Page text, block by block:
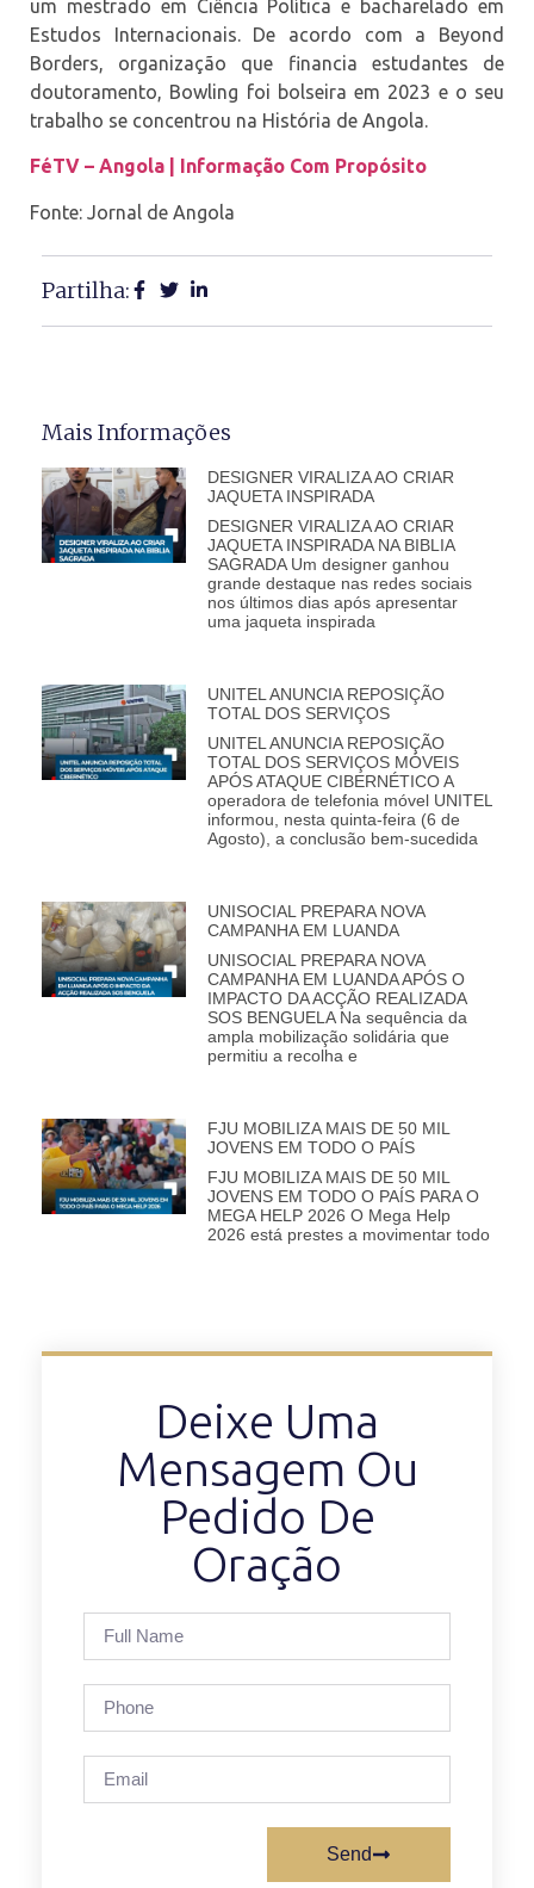
um mestrado em Ciência Política e bacharelado em
Estudos Internacionais. De acordo com a Beyond
Borders, organização que financia estudantes de
doutoramento, Bowling foi bolseira em 2023 e o seu
trabalho se concentrou na História de Angola.
FéTV – Angola | Informação Com Propósito
Fonte: Jornal de Angola
Partilha:
Mais Informações
DESIGNER VIRALIZA AO CRIAR
JAQUETA INSPIRADA
DESIGNER VIRALIZA AO CRIAR
JAQUETA INSPIRADA NA BIBLIA
SAGRADA Um designer ganhou
grande destaque nas redes sociais
nos últimos dias após apresentar
uma jaqueta inspirada
UNITEL ANUNCIA REPOSIÇÃO
TOTAL DOS SERVIÇOS
UNITEL ANUNCIA REPOSIÇÃO
TOTAL DOS SERVIÇOS MÓVEIS
APÓS ATAQUE CIBERNÉTICO A
operadora de telefonia móvel UNITEL
informou, nesta quinta-feira (6 de
Agosto), a conclusão bem-sucedida
UNISOCIAL PREPARA NOVA
CAMPANHA EM LUANDA
UNISOCIAL PREPARA NOVA
CAMPANHA EM LUANDA APÓS O
IMPACTO DA ACÇÃO REALIZADA
SOS BENGUELA Na sequência da
ampla mobilização solidária que
permitiu a recolha e
FJU MOBILIZA MAIS DE 50 MIL
JOVENS EM TODO O PAÍS
FJU MOBILIZA MAIS DE 50 MIL
JOVENS EM TODO O PAÍS PARA O
MEGA HELP 2026 O Mega Help
2026 está prestes a movimentar todo
Deixe Uma
Mensagem Ou
Pedido De
Oração
Send